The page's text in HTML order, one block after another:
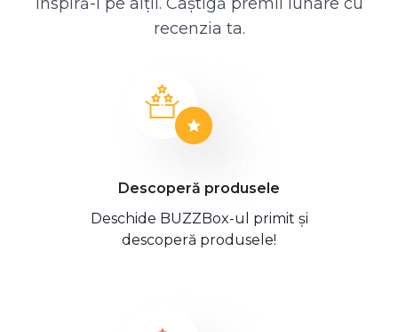
recenzia ta.
Descoperă produsele
Deschide BUZZBox-ul primit și
descoperă produsele!